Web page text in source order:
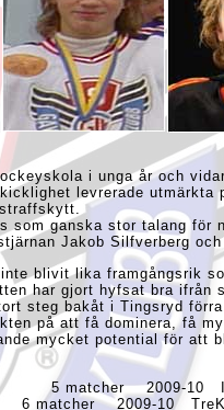
i unga år och
levrerade utmärkta
som ganska stor talang för
Jakob Silfverberg
blivit lika framgångsrik
har gjort hyfsat bra
steg bakåt i Tingsryd
på att få dominera, få
mycket potential för att
5 matcher 2009-
6 matcher 2009-10